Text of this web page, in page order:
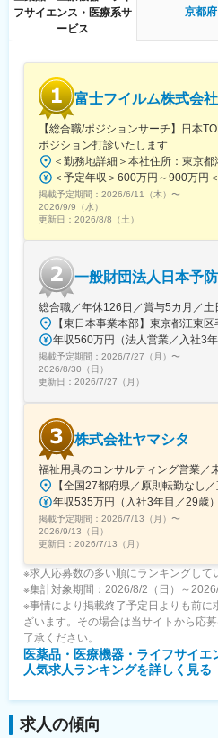
中国・四国地方の場合は、1回
回っていただく予定です。
けます。
【魅力ポイント】
■製品の強み：
当社の製品は医師が開発してお
さ・操作性の高さが売りです。
発・特許を取得した実績があり
特許があるなど、「オンリーワ
界内のシェアもトップクラスです
■ワークライフバランス：
ご自身で営業のスケジュールを
持ちながら残業を抑える働き方
め腰を据えて長期就業が可能で
■社風：
他業界からの転職者も多く、明
ごとなども同僚や上司に気軽に
みやすい環境です。
【キャリアパス】
営業としてリーダーや管理職を
ることも可能です。
変更の範囲：会社の定める業務
フサイエンス・医療系サ
ービス
京都府
富士フイルム株式会社
【総合職/ポジションサーチ】日本
ポジション打診いたします
掲載予定期間： 2026/6/11（木） 〜
2026/9/9（水）
更新日： 2026/8/8（土）
一般財団法人日本予
総合職／年休126日／賞与5カ月／土
掲載予定期間： 2026/7/27（月） 〜
2026/8/30（日）
更新日： 2026/7/27（月）
株式会社ヤマシタ
福祉用具のコンサルティング営業／
掲載予定期間： 2026/7/13（月） 〜
2026/9/13（日）
更新日： 2026/7/13（月）
※求人応募数の多い順にランキングして
※集計対象期間：2026/8/2（日）～2026/
※事情により掲載終了予定日よりも前
ざいます。その場合は当サイトから応
了承ください。
医薬品・医療機器・ライフサイエ
人気求人ランキングを詳しく見る
求人の傾向